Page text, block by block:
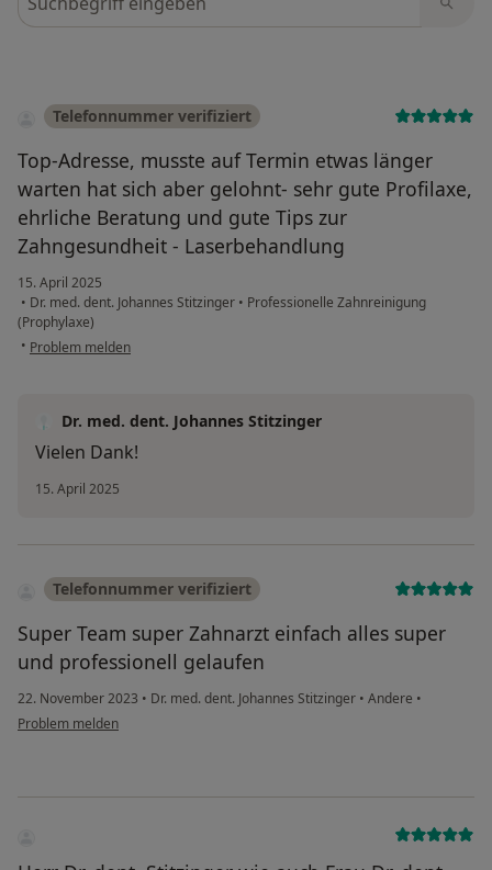
Telefonnummer verifiziert
Top-Adresse, musste auf Termin etwas länger
warten hat sich aber gelohnt- sehr gute Profilaxe,
ehrliche Beratung und gute Tips zur
Zahngesundheit - Laserbehandlung
15. April 2025
• Dr. med. dent. Johannes Stitzinger • Professionelle Zahnreinigung
(Prophylaxe)
• Problem melden
Dr. med. dent. Johannes Stitzinger
Vielen Dank!
15. April 2025
Telefonnummer verifiziert
Super Team super Zahnarzt einfach alles super
und professionell gelaufen
22. November 2023 • Dr. med. dent. Johannes Stitzinger • Andere •
Problem melden